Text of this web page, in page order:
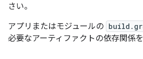
さい。
アプリまたはモジュールの
必要なアーティファクトの依存関係を